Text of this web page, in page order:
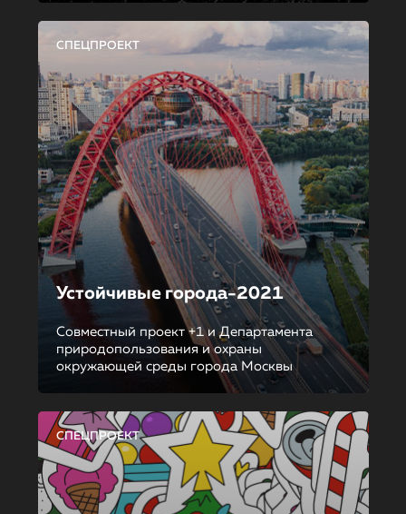
СПЕЦПРОЕКТ
Устойчивые города-2021
Совместный проект +1 и Департамента
природопользования и охраны
окружающей среды города Москвы
СПЕЦПРОЕКТ